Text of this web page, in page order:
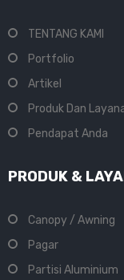
TENTANG KAMI
Portfolio
Artikel
Produk Dan
Pendapat Anda
PRODUK &
Canopy / Awning
Pagar
Partisi Aluminium